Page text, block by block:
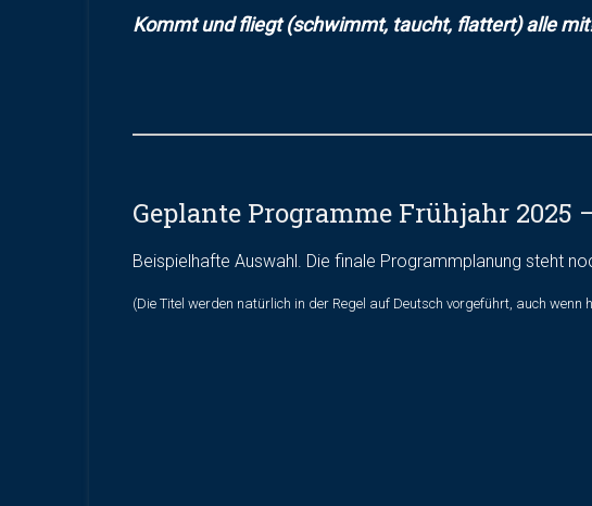
Kommt und fliegt (schwimmt, taucht, flattert) alle
Geplante Programme Frühjahr 2025
Beispielhafte Auswahl. Die finale Programmplanung steht
(Die Titel werden natürlich in der Regel auf Deutsch vorgeführt, auch